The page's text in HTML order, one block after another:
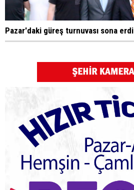
Pazar'daki güreş turnuvası sona erdi